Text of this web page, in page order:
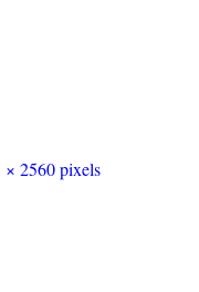
× 2560 pixels